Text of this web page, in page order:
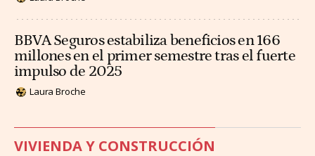
BBVA Seguros estabiliza beneficios en 166
millones en el primer semestre tras el fuerte
impulso de 2025
Laura Broche
VIVIENDA Y CONSTRUCCIÓN